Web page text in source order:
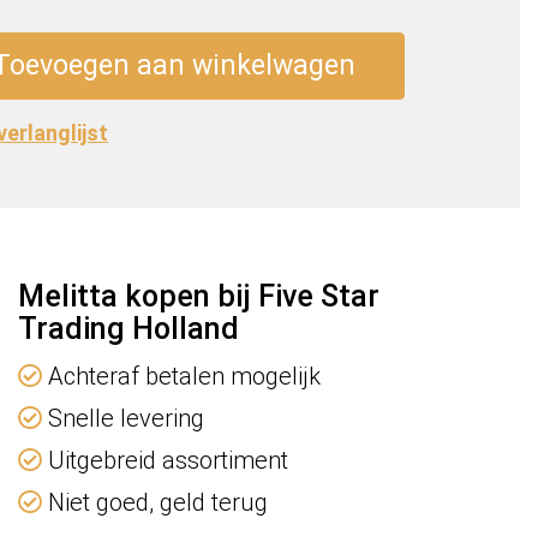
aan winkelwagen
Melitta kopen bij Five Star
Trading Holland
Achteraf betalen mogelijk
Snelle levering
Uitgebreid assortiment
Niet goed, geld terug